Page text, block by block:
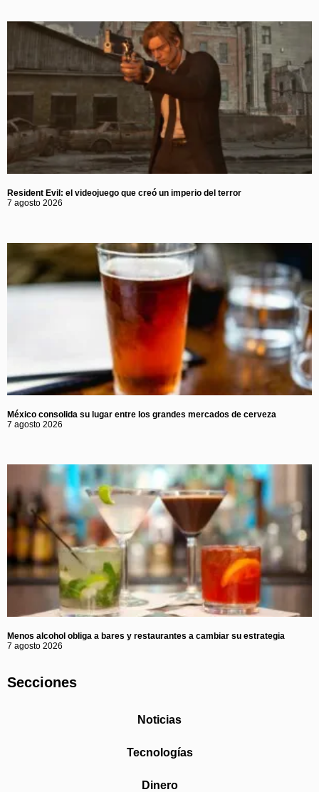
Resident Evil: el videojuego que creó un imperio del terror
7 agosto 2026
México consolida su lugar entre los grandes mercados de cerveza
7 agosto 2026
Menos alcohol obliga a bares y restaurantes a cambiar su estrategia
7 agosto 2026
Secciones
Noticias
Tecnologías
Dinero